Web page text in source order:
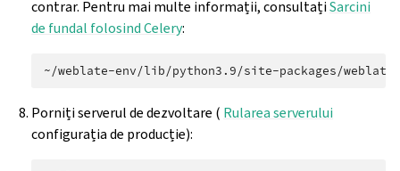
contrar. Pentru mai multe informații, consultațiSarcini
de fundal folosind Celery:
~/weblate-env/lib/python3.9/site-packages/
Porniți serverul de dezvoltare ( Rularea serverului
configurația de producție):